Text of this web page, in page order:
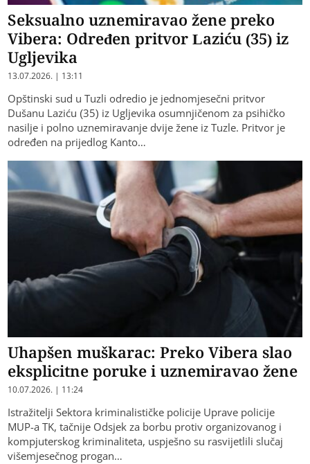
Seksualno uznemiravao žene preko
Vibera: Određen pritvor Laziću (35) iz
Ugljevika
13.07.2026. | 13:11
Opštinski sud u Tuzli odredio je jednomjesečni pritvor
Dušanu Laziću (35) iz Ugljevika osumnjičenom za psihičko
nasilje i polno uznemiravanje dvije žene iz Tuzle. Pritvor je
određen na prijedlog Kanto…
Uhapšen muškarac: Preko Vibera slao
eksplicitne poruke i uznemiravao žene
10.07.2026. | 11:24
Istražitelji Sektora kriminalističke policije Uprave policije
MUP-a TK, tačnije Odsjek za borbu protiv organizovanog i
kompjuterskog kriminaliteta, uspješno su rasvijetlili slučaj
višemjesečnog progan…